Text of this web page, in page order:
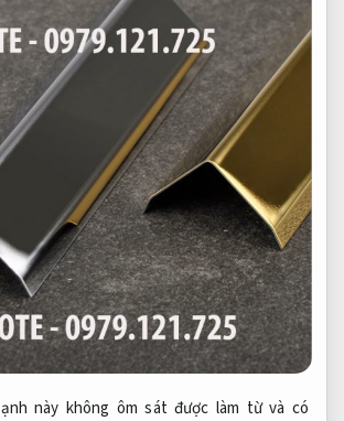
này không ôm sát được làm từ và có